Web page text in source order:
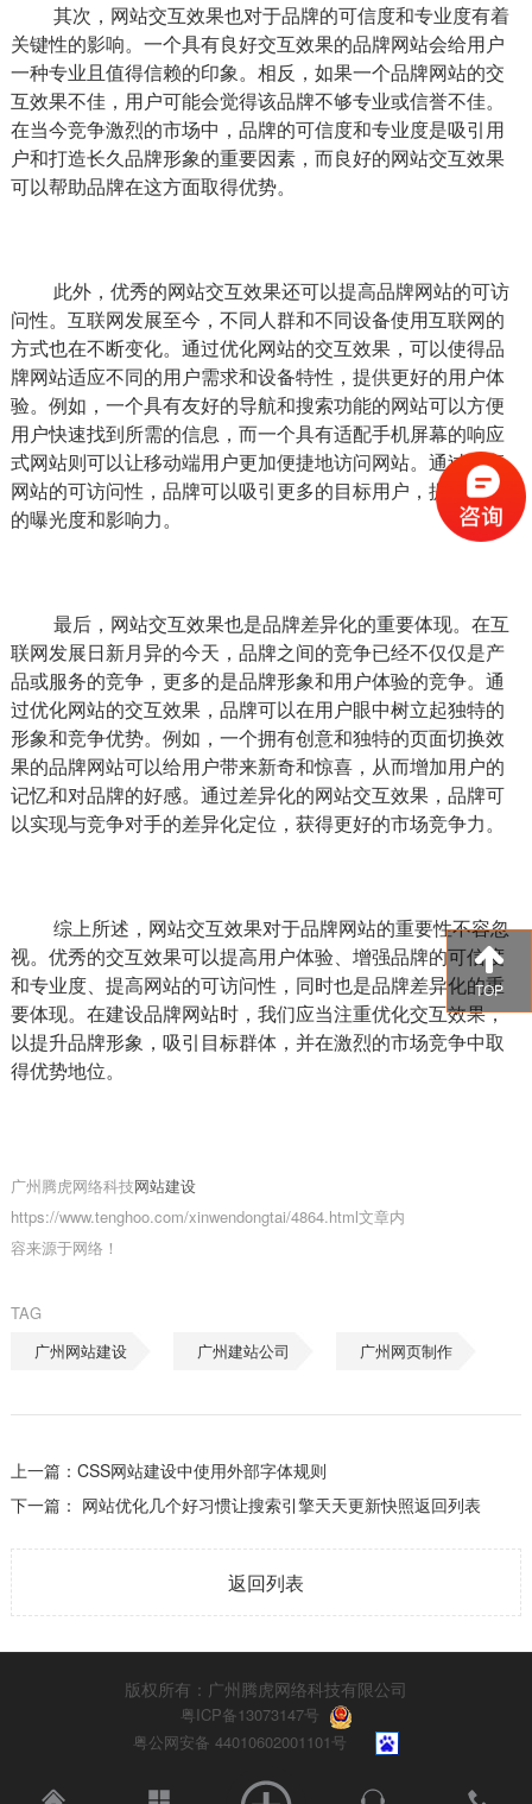
TOP
其次，网站交互效果也对于品牌的可信度和专业度有着
关键性的影响。一个具有良好交互效果的品牌网站会给用户
一种专业且值得信赖的印象。相反，如果一个品牌网站的交
互效果不佳，用户可能会觉得该品牌不够专业或信誉不佳。
在当今竞争激烈的市场中，品牌的可信度和专业度是吸引用
户和打造长久品牌形象的重要因素，而良好的网站交互效果
可以帮助品牌在这方面取得优势。
此外，优秀的网站交互效果还可以提高品牌网站的可访
问性。互联网发展至今，不同人群和不同设备使用互联网的
方式也在不断变化。通过优化网站的交互效果，可以使得品
牌网站适应不同的用户需求和设备特性，提供更好的用户体
验。例如，一个具有友好的导航和搜索功能的网站可以方便
用户快速找到所需的信息，而一个具有适配手机屏幕的响应
式网站则可以让移动端用户更加便捷地访问网站。通过提高
网站的可访问性，品牌可以吸引更多的目标用户，提升品牌
的曝光度和影响力。
最后，网站交互效果也是品牌差异化的重要体现。在互
联网发展日新月异的今天，品牌之间的竞争已经不仅仅是产
品或服务的竞争，更多的是品牌形象和用户体验的竞争。通
过优化网站的交互效果，品牌可以在用户眼中树立起独特的
形象和竞争优势。例如，一个拥有创意和独特的页面切换效
果的品牌网站可以给用户带来新奇和惊喜，从而增加用户的
记忆和对品牌的好感。通过差异化的网站交互效果，品牌可
以实现与竞争对手的差异化定位，获得更好的市场竞争力。
综上所述，网站交互效果对于品牌网站的重要性不容忽
视。优秀的交互效果可以提高用户体验、增强品牌的可信度
和专业度、提高网站的可访问性，同时也是品牌差异化的重
要体现。在建设品牌网站时，我们应当注重优化交互效果，
以提升品牌形象，吸引目标群体，并在激烈的市场竞争中取
得优势地位。
广州腾虎网络科技网站建设
https://www.tenghoo.com/xinwendongtai/4864.html文章内
容来源于网络！
TAG
广州网站建设
广州建站公司 广州网页制作
上一篇： CSS网站建设中使用外部字体规则
下一篇： 网站优化几个好习惯让搜索引擎天天更新快照返回列表
返回列表
版权所有：广州腾虎网络科技有限公司
粤ICP备13073147号
粤公网安备 44010602001101号